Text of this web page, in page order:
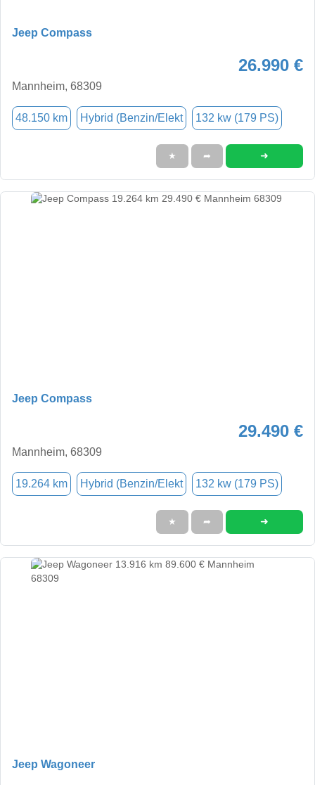
Jeep Compass
26.990 €
Mannheim, 68309
48.150 km Hybrid (Benzin/Elekt 132 kw (179 PS)
★ ➦ ➜
Jeep Compass
29.490 €
Mannheim, 68309
19.264 km Hybrid (Benzin/Elekt 132 kw (179 PS)
★ ➦ ➜
Jeep Wagoneer